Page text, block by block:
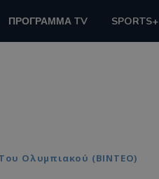
ΠΡΟΓΡΑΜΜΑ TV SPORTS+
Ολυμπιακού (ΒΙΝΤΕΟ)